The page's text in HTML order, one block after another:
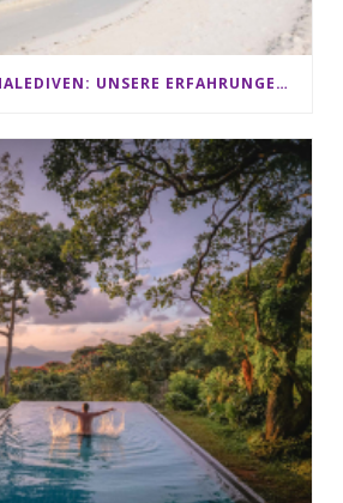
CLUB MED KANI MALEDIVEN: UNSERE ERFAHRUNGEN IM ALL-INCLUSIVE PARADIES